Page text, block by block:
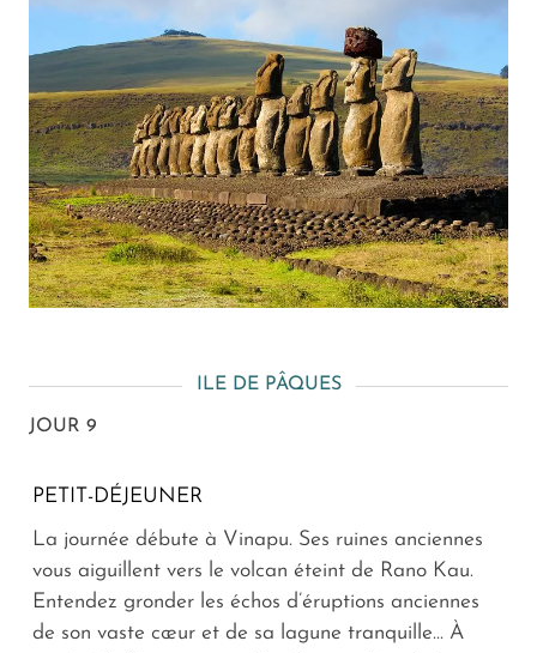
ILE DE PÂQUES
JOUR 9
PETIT-DÉJEUNER
La journée débute à Vinapu. Ses ruines anciennes
vous aiguillent vers le volcan éteint de Rano Kau.
Entendez gronder les échos d’éruptions anciennes
de son vaste cœur et de sa lagune tranquille... À